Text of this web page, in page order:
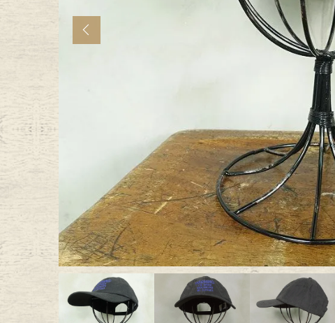
メンズ商品カテゴリーから探す
Outer
レディース商品カテゴリーから探す
Tops Bottoms
Outer One Piece
Fafatt Kidswear